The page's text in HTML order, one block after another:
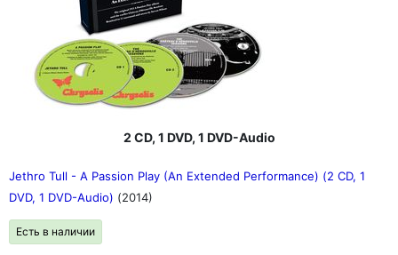
2 CD, 1 DVD, 1 DVD-Audio
Jethro Tull - A Passion Play (An Extended Performance) (2 CD, 1
DVD, 1 DVD-Audio) (2014)
Есть в наличии